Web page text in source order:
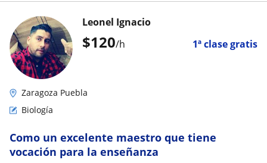
$120/h 1ª clase gratis
Leonel Ignacio
Zaragoza Puebla
Biología
Como un excelente maestro que tiene
vocación para la enseñanza